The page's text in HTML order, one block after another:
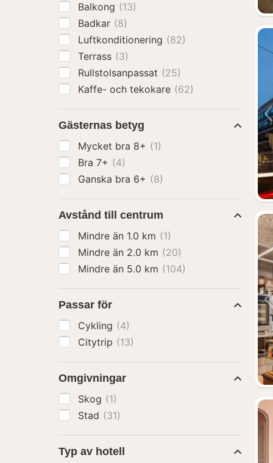
Balkong (13)
Badkar (8)
Luftkonditionering (82)
Terrass (3)
Rullstolsanpassat (25)
Kaffe- och tekokare (62)
Gästernas betyg
Mycket bra 8+ (1)
Bra 7+ (4)
Ganska bra 6+ (8)
Avstånd till centrum
Mindre än 1.0 km (1)
Mindre än 2.0 km (20)
Mindre än 5.0 km (104)
Passar för
Cykling (4)
Citytrip (13)
Omgivningar
Skog (1)
Stad (31)
Typ av hotell